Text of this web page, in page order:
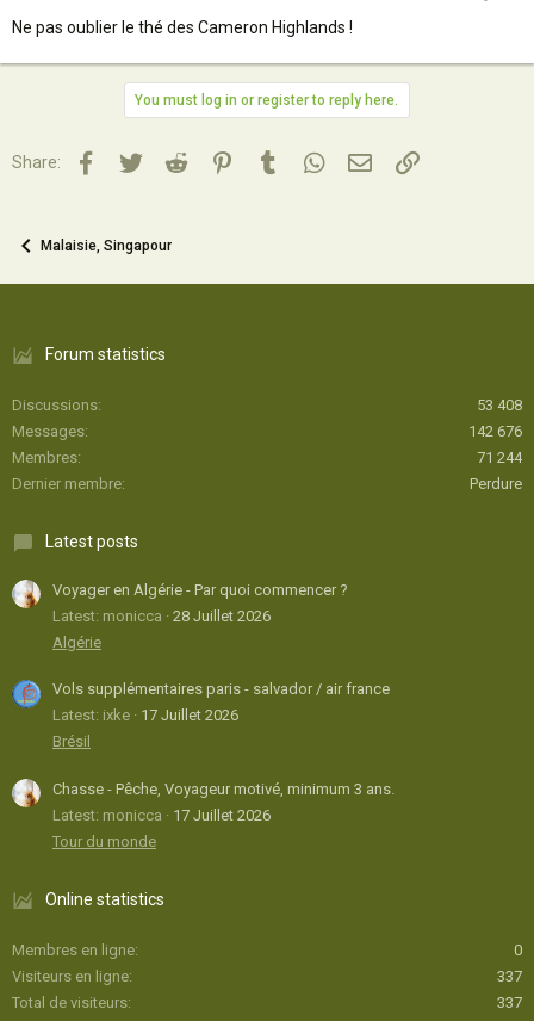
Ne pas oublier le thé des Cameron Highlands !
You must log in or register to reply here.
Share: Facebook
TwitterReddit PinterestTumblrWhatsApp
Email Lien
Malaisie, Singapour
Forum statistics
Discussions
53 408
Messages
142 676
Membres
71 244
Dernier membre
Perdure
Latest posts
Voyager en Algérie - Par quoi commencer ?
Latest: monicca
28 Juillet 2026
Algérie
Vols supplémentaires paris - salvador / air france
Latest: ixke
17 Juillet 2026
Brésil
Chasse - Pêche, Voyageur motivé, minimum 3 ans.
Latest: monicca
17 Juillet 2026
Tour du monde
Online statistics
Membres en ligne
0
Visiteurs en ligne
337
Total de visiteurs
337